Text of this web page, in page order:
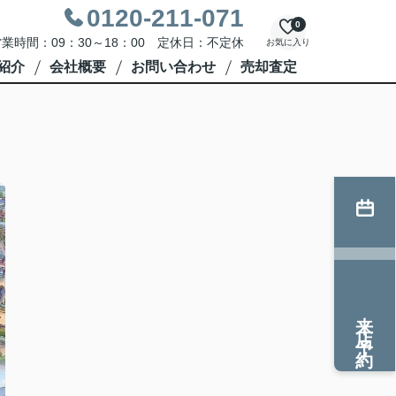
0120-211-071
時間：09：30～18：00 定休日：不定休 お気に入り
0
介 会社概要 お問い合わせ 売却査定
来店予約